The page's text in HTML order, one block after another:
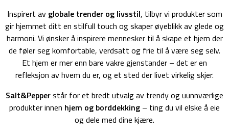
Inspirert av globale trender og livsstil, tilbyr vi produkter som
gir hjemmet ditt en stilfull touch og skaper øyeblikk av glede og
harmoni. Vi ønsker å inspirere mennesker til å skape et hjem der
de føler seg komfortable, verdsatt og frie til å være seg selv.
Et hjem er mer enn bare vakre gjenstander – det er en
refleksjon av hvem du er, og et sted der livet virkelig skjer.
Salt&Pepperstår for et bredt utvalg av trendy og uunnværlige
produkter innen hjem og borddekking – ting du vil elske å eie
og dele med dine kjære.